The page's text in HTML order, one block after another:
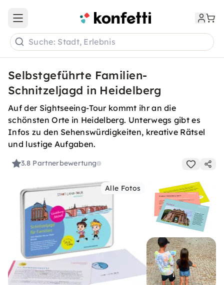
Open main menu
Suche: Stadt, Erlebnis
Selbstgeführte Familien-
Schnitzeljagd in Heidelberg
Auf der Sightseeing-Tour kommt ihr an die
schönsten Orte in Heidelberg. Unterwegs gibt es
Infos zu den Sehenswürdigkeiten, kreative Rätsel
und lustige Aufgaben.
3.8 Partnerbewertung
Alle Fotos